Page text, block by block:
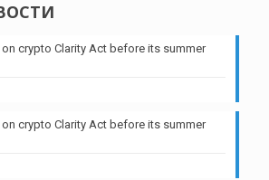
on crypto Clarity Act before its summer
on crypto Clarity Act before its summer